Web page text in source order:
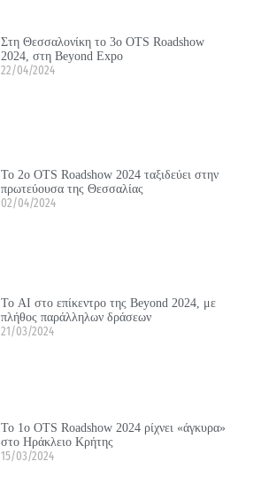
Στη Θεσσαλονίκη το 3ο OTS Roadshow
2024, στη Beyond Expo
22/04/2024
Το 2ο OTS Roadshow 2024 ταξιδεύει στην
πρωτεύουσα της Θεσσαλίας
02/04/2024
Το ΑΙ στο επίκεντρο της Beyond 2024, με
πλήθος παράλληλων δράσεων
21/03/2024
Το 1ο OTS Roadshow 2024 ρίχνει «άγκυρα»
στο Ηράκλειο Κρήτης
15/03/2024